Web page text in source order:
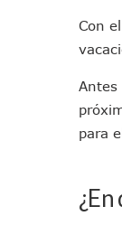
Con
​Antes
para